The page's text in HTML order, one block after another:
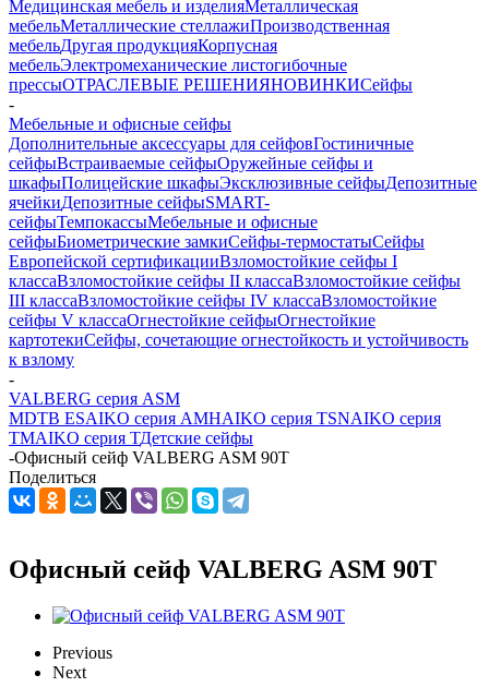
Медицинская мебель и изделияМеталлическая
мебельМеталлические стеллажиПроизводственная
мебельДругая продукцияКорпусная
мебельЭлектромеханические листогибочные
прессыОТРАСЛЕВЫЕ РЕШЕНИЯНОВИНКИСейфы
-
Мебельные и офисные сейфы
Дополнительные аксессуары для сейфовГостиничные
сейфыВстраиваемые сейфыОружейные сейфы и
шкафыПолицейские шкафыЭксклюзивные сейфыДепозитные
ячейкиДепозитные сейфыSMART-
сейфыТемпокассыМебельные и офисные
сейфыБиометрические замкиСейфы-термостатыСейфы
Европейской сертификацииВзломостойкие сейфы I
классаВзломостойкие сейфы II классаВзломостойкие сейфы
III классаВзломостойкие сейфы IV классаВзломостойкие
сейфы V классаОгнестойкие сейфыОгнестойкие
картотекиСейфы, сочетающие огнестойкость и устойчивость
к взлому
-
VALBERG серия ASM
MDTB ESAIKO серия AMHAIKO серия TSNAIKO серия
TMAIKO серия ТДетские сейфы
-Офисный сейф VALBERG ASM 90T
Поделиться
Офисный сейф VALBERG ASM 90T
Previous
Next